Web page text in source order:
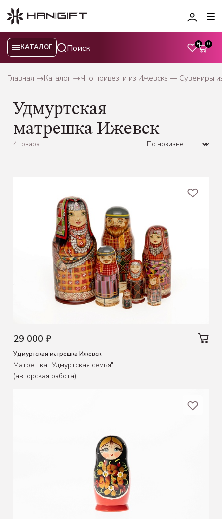
КАТАЛОГ 0 0
Главная Каталог Что привезти из Ижевска — Сувениры
Удмуртская
матрешка Ижевск
4 товара
29 000 ₽
Удмуртская матрешка Ижевск
Матрешка "Удмуртская семья"
(авторская работа)